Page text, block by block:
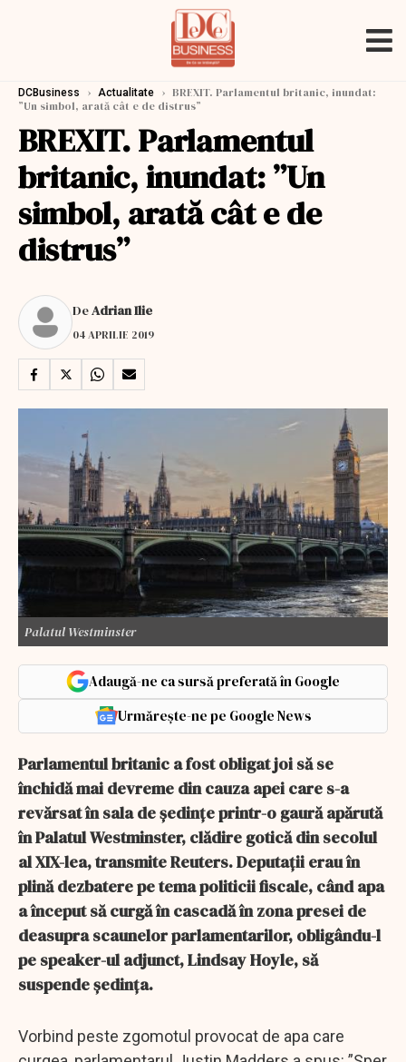
DCBusiness › Actualitate › BREXIT. Parlamentul britanic, inundat:
”Un simbol, arată cât e de distrus”
BREXIT. Parlamentul
britanic, inundat: ”Un
simbol, arată cât e de
distrus”
DeAdrian Ilie
04 APRILIE 2019
Palatul Westminster
Adaugă-ne ca sursă preferată în Google
Urmărește-ne pe Google News
Parlamentul britanic a fost obligat joi să se
închidă mai devreme din cauza apei care s-a
revărsat în sala de şedinţe printr-o gaură apărută
în Palatul Westminster, clădire gotică din secolul
al XIX-lea, transmite Reuters. Deputaţii erau în
plină dezbatere pe tema politicii fiscale, când apa
a început să curgă în cascadă în zona presei de
deasupra scaunelor parlamentarilor, obligându-l
pe speaker-ul adjunct, Lindsay Hoyle, să
suspende şedinţa.
Vorbind peste zgomotul provocat de apa care